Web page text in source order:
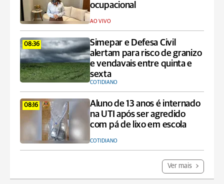
ocupacional
AO VIVO
08:36
Simepar e Defesa Civil
alertam para risco de granizo
e vendavais entre quinta e
sexta
COTIDIANO
08:16
Aluno de 13 anos é internado
na UTI após ser agredido
com pá de lixo em escola
COTIDIANO
Ver mais